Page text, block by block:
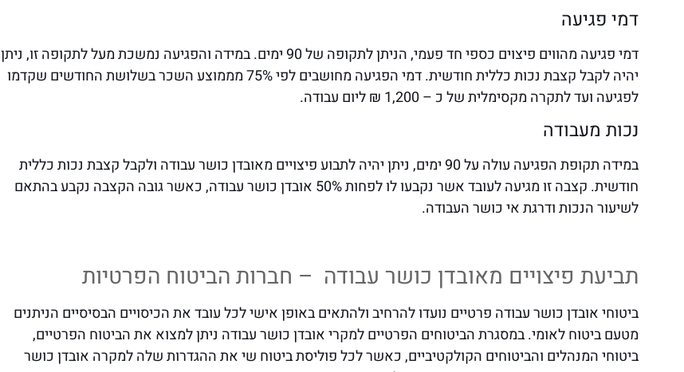
דמי פגיעה
דמי פגיעה מהווים פיצוים כספי חד פעמי, הניתן לתקופה של 90 ימים. במידה והפגיעה נמשכת מעל לתקופה זו, ניתן
יהיה לקבל קצבת נכות כללית חודשית. דמי הפגיעה מחושבים לפי 75% מממוצע השכר בשלושת החודשים שקדמו
לפגיעה ועד לתקרה מקסימלית של כ – 1,200 ₪ ליום עבודה.
נכות מעבודה
במידה תקופת הפגיעה עולה על 90 ימים, ניתן יהיה לתבוע פיצויים מאובדן כושר עבודה ולקבל קצבת נכות כללית
חודשית. קצבה זו מגיעה לעובד אשר נקבעו לו לפחות 50% אובדן כושר עבודה, כאשר גובה הקצבה נקבע בהתאם
לשיעור הנכות ודרגת אי כושר העבודה.
תביעת פיצויים מאובדן כושר עבודה – חברות הביטוח הפרטיות
ביטוחי אובדן כושר עבודה פרטיים נועדו להרחיב ולהתאים באופן אישי לכל עובד את הכיסויים הבסיסיים הניתנים
מטעם ביטוח לאומי. במסגרת הביטוחים הפרטיים למקרי אובדן כושר עבודה ניתן למצוא את הביטוח הפרטיים,
ביטוחי המנהלים והביטוחים הקולקטיביים, כאשר לכל פוליסת ביטוח שי את ההגדרות שלה למקרה אובדן כושר